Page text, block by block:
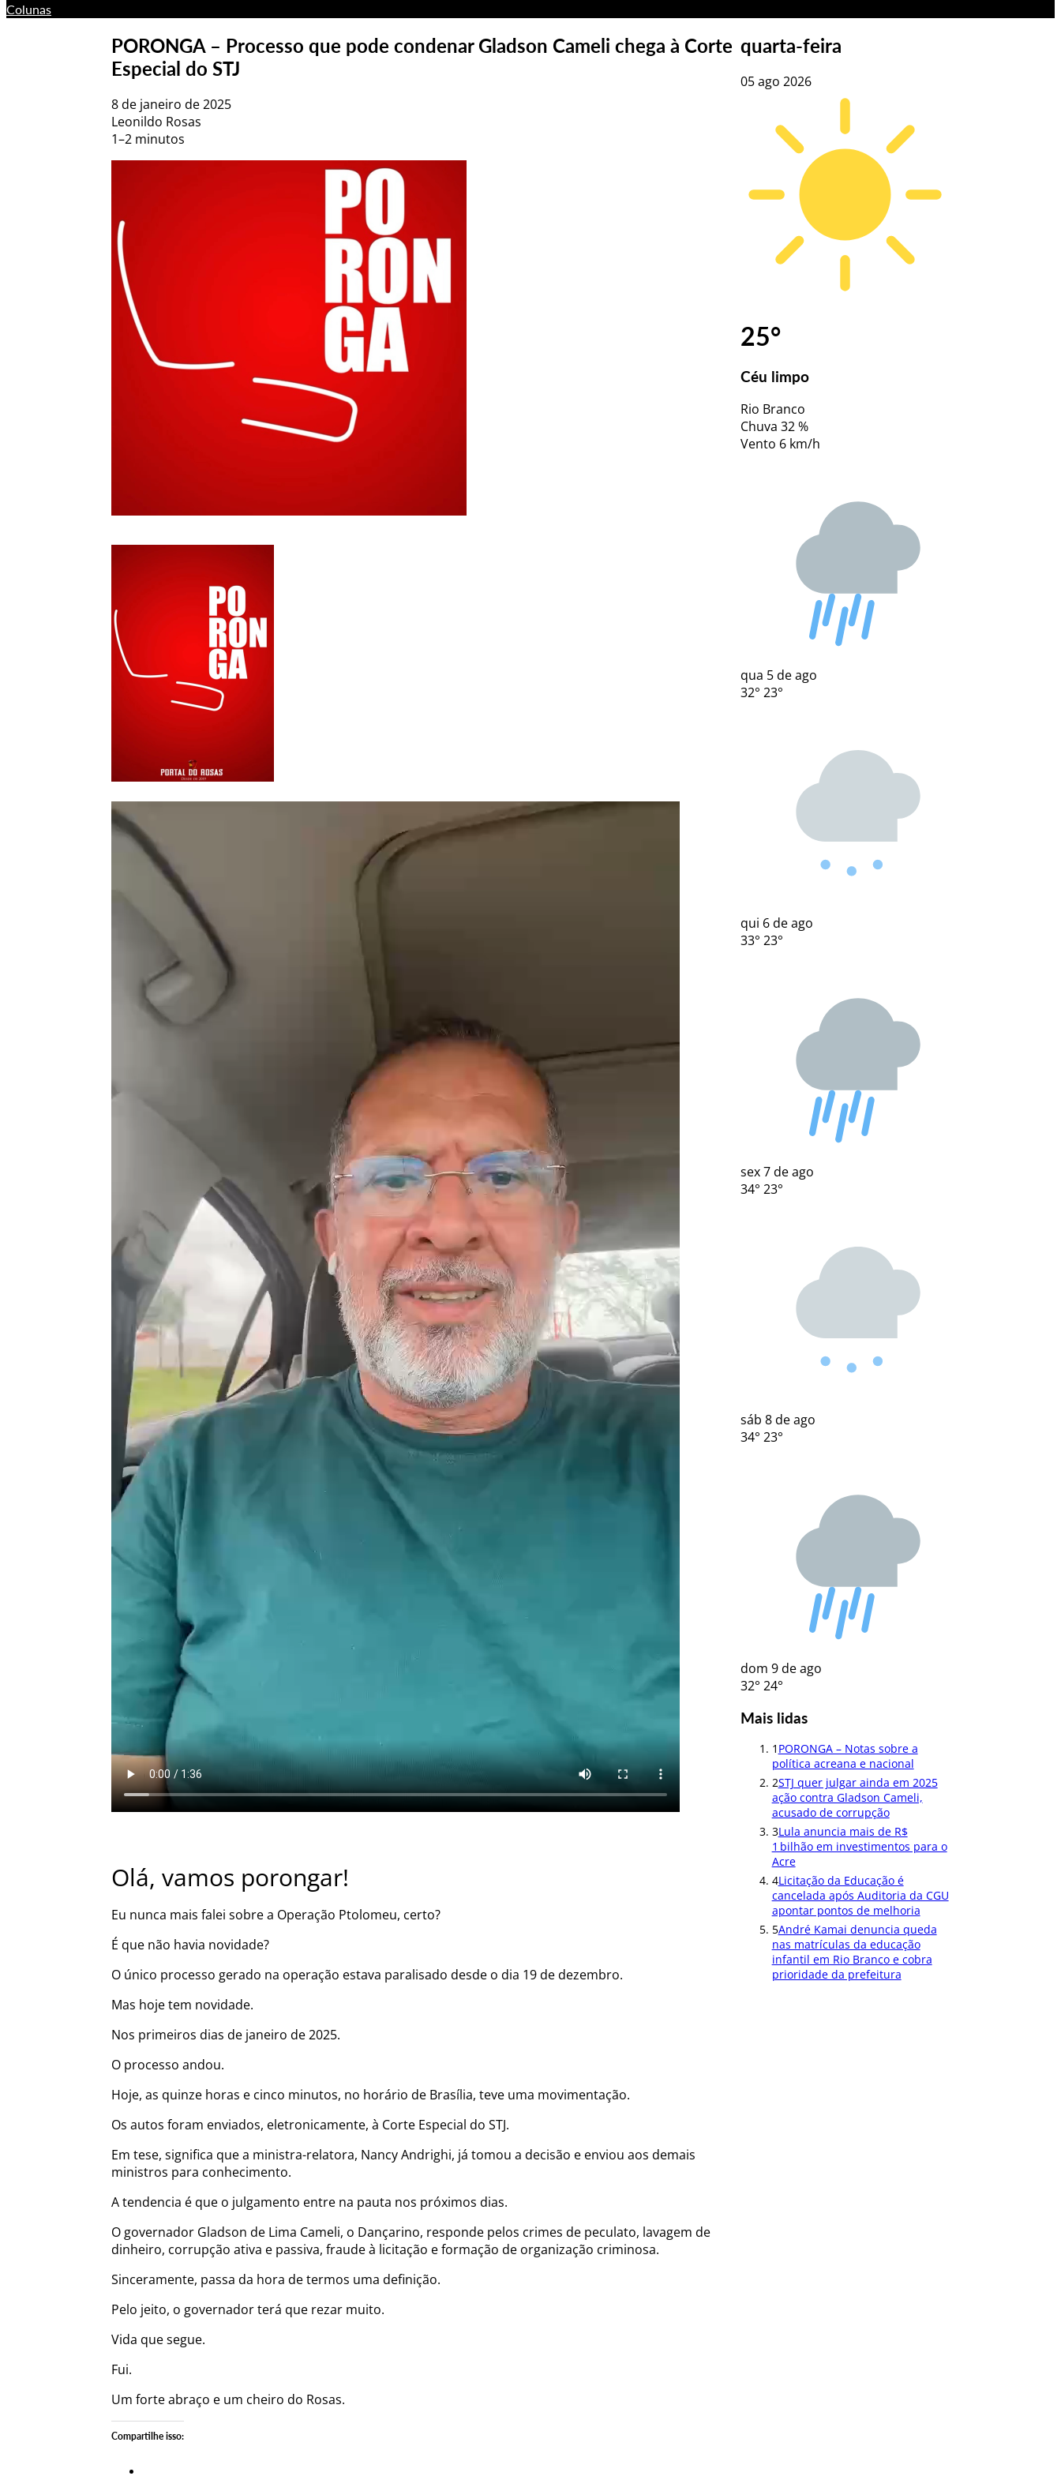
Colunas
PORONGA – Processo que pode condenar Gladson Cameli chega à Corte
Especial do STJ
8 de janeiro de 2025
Leonildo Rosas
1–2 minutos
Olá, vamos porongar!
Eu nunca mais falei sobre a Operação Ptolomeu, certo?
É que não havia novidade?
O único processo gerado na operação estava paralisado desde o dia 19 de dezembro.
Mas hoje tem novidade.
Nos primeiros dias de janeiro de 2025.
O processo andou.
Hoje, as quinze horas e cinco minutos, no horário de Brasília, teve uma movimentação.
Os autos foram enviados, eletronicamente, à Corte Especial do STJ.
Em tese, significa que a ministra-relatora, Nancy Andrighi, já tomou a decisão e enviou aos demais
ministros para conhecimento.
A tendencia é que o julgamento entre na pauta nos próximos dias.
O governador Gladson de Lima Cameli, o Dançarino, responde pelos crimes de peculato, lavagem de
dinheiro, corrupção ativa e passiva, fraude à licitação e formação de organização criminosa.
Sinceramente, passa da hora de termos uma definição.
Pelo jeito, o governador terá que rezar muito.
Vida que segue.
Fui.
Um forte abraço e um cheiro do Rosas.
Compartilhe isso:
quarta-feira
05 ago 2026
25°
Céu limpo
Rio Branco
Chuva 32 %
Vento 6 km/h
qua 5 de ago
32° 23°
qui 6 de ago
33° 23°
sex 7 de ago
34° 23°
sáb 8 de ago
34° 23°
dom 9 de ago
32° 24°
Mais lidas
1 PORONGA – Notas sobre a
política acreana e nacional
2STJ quer julgar ainda em 2025
ação contra Gladson Cameli,
acusado de corrupção
3Lula anuncia mais de R$
1 bilhão em investimentos para o
Acre
4Licitação da Educação é
cancelada após Auditoria da CGU
apontar pontos de melhoria
5André Kamai denuncia queda
nas matrículas da educação
infantil em Rio Branco e cobra
prioridade da prefeitura